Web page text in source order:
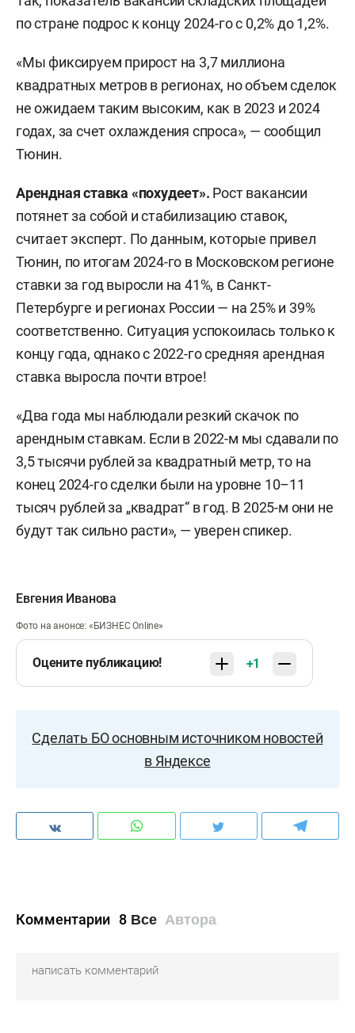
по стране подрос к концу 2024-го с 0,2% до 1,2%.
«Мы фиксируем прирост на 3,7 миллиона
квадратных метров в регионах, но объем сделок
не ожидаем таким высоким, как в 2023 и 2024
годах, за счет охлаждения спроса», — сообщил
Тюнин.
Арендная ставка «похудеет». Рост вакансии
потянет за собой и стабилизацию ставок,
считает эксперт. По данным, которые привел
Тюнин, по итогам 2024-го в Московском регионе
ставки за год выросли на 41%, в Санкт-
Петербурге и регионах России — на 25% и 39%
соответственно. Ситуация успокоилась только к
концу года, однако с 2022-го средняя арендная
ставка выросла почти втрое!
«Два года мы наблюдали резкий скачок по
арендным ставкам. Если в 2022-м мы сдавали по
3,5 тысячи рублей за квадратный метр, то на
конец 2024-го сделки были на уровне 10–11
тысяч рублей за „квадрат“ в год. В 2025-м они не
будут так сильно расти», — уверен спикер.
Евгения Иванова
Фото на анонсе: «БИЗНЕС Online»
Оцените публикацию! +1
Сделать БО основным источником новостей
в Яндексе
Комментарии 8 Все Автора